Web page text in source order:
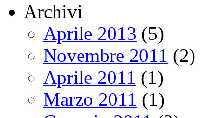
Archivi
Aprile 2013 (5)
Novembre 2011 (2)
Aprile 2011 (1)
Marzo 2011 (1)